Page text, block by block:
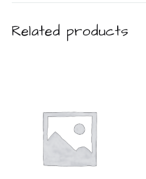
Related products